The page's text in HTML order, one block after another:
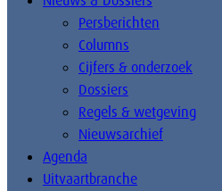
Persberichten
Columns
Cijfers & onderzoek
Dossiers
Regels & wetgeving
Nieuwsarchief
Agenda
Uitvaartbranche